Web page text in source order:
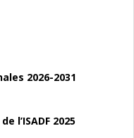
2026-2031
l’ISADF 2025